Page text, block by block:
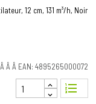
12 cm, 131 m³/h, Noir
Â Â EAN: 4895265000072
format_list_numbered